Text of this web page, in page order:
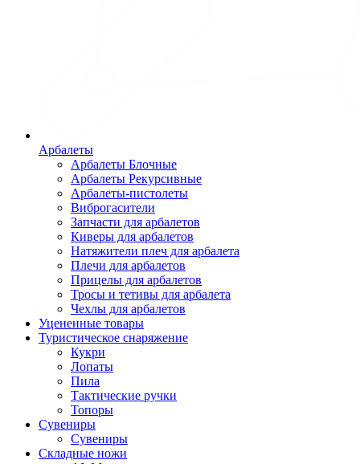
Арбалеты
Арбалеты Блочные
Арбалеты Рекурсивные
Арбалеты-пистолеты
Виброгасители
Запчасти для арбалетов
Киверы для арбалетов
Натяжители плеч для арбалета
Плечи для арбалетов
Прицелы для арбалетов
Тросы и тетивы для арбалета
Чехлы для арбалетов
Уцененные товары
Туристическое снаряжение
Кукри
Лопаты
Пила
Тактические ручки
Топоры
Сувениры
Сувениры
Складные ножи